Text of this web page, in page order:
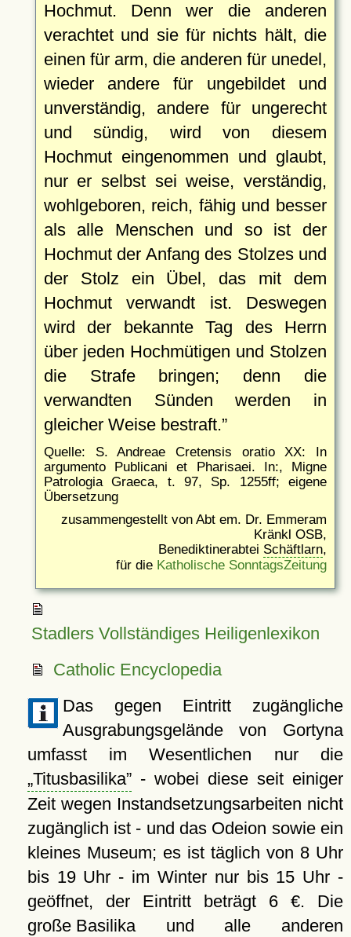
Hochmut. Denn wer die anderen
verachtet und sie für nichts hält, die
einen für arm, die anderen für unedel,
wieder andere für ungebildet und
unverständig, andere für ungerecht
und sündig, wird von diesem
Hochmut eingenommen und glaubt,
nur er selbst sei weise, verständig,
wohlgeboren, reich, fähig und besser
als alle Menschen und so ist der
Hochmut der Anfang des Stolzes und
der Stolz ein Übel, das mit dem
Hochmut verwandt ist. Deswegen
wird der bekannte Tag des Herrn
über jeden Hochmütigen und Stolzen
die Strafe bringen; denn die
verwandten Sünden werden in
gleicher Weise bestraft.
Quelle: S. Andreae Cretensis oratio XX: In
argumento Publicani et Pharisaei. In:, Migne
Patrologia Graeca, t. 97, Sp. 1255ff; eigene
Übersetzung
zusammengestellt von Abt em. Dr. Emmeram
Kränkl OSB,
Benediktinerabtei Schäftlarn,
für die Katholische SonntagsZeitung
Stadlers Vollständiges Heiligenlexikon
Catholic Encyclopedia
Das gegen Eintritt zugängliche
Ausgrabungsgelände von Gortyna
umfasst im Wesentlichen nur die
Titusbasilika - wobei diese seit einiger
Zeit wegen Instandsetzungsarbeiten nicht
zugänglich ist - und das Odeion sowie ein
kleines Museum; es ist täglich von 8 Uhr
bis 19 Uhr - im Winter nur bis 15 Uhr -
geöffnet, der Eintritt beträgt 6 €. Die
große Basilikaund alle anderen